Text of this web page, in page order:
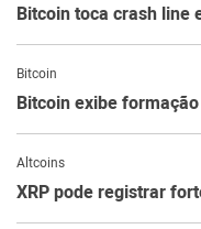
Bitcoin toca crash line
Bitcoin
Bitcoin exibe
Altcoins
XRP pode registrar